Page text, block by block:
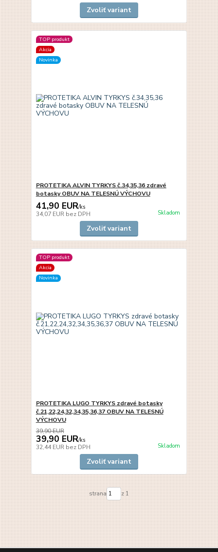
Zvoliť variant
TOP produkt
Akcia
Novinka
PROTETIKA ALVIN TYRKYS č.34,35,36 zdravé
botasky OBUV NA TELESNÚ VÝCHOVU
41,90 EUR/ks
34,07 EUR bez DPH Skladom
Zvoliť variant
TOP produkt
Akcia
Novinka
PROTETIKA LUGO TYRKYS zdravé botasky
č.21,22,24,32,34,35,36,37 OBUV NA TELESNÚ
VÝCHOVU
39,90 EUR
39,90 EUR/ks
32,44 EUR bez DPH Skladom
Zvoliť variant
strana z 1